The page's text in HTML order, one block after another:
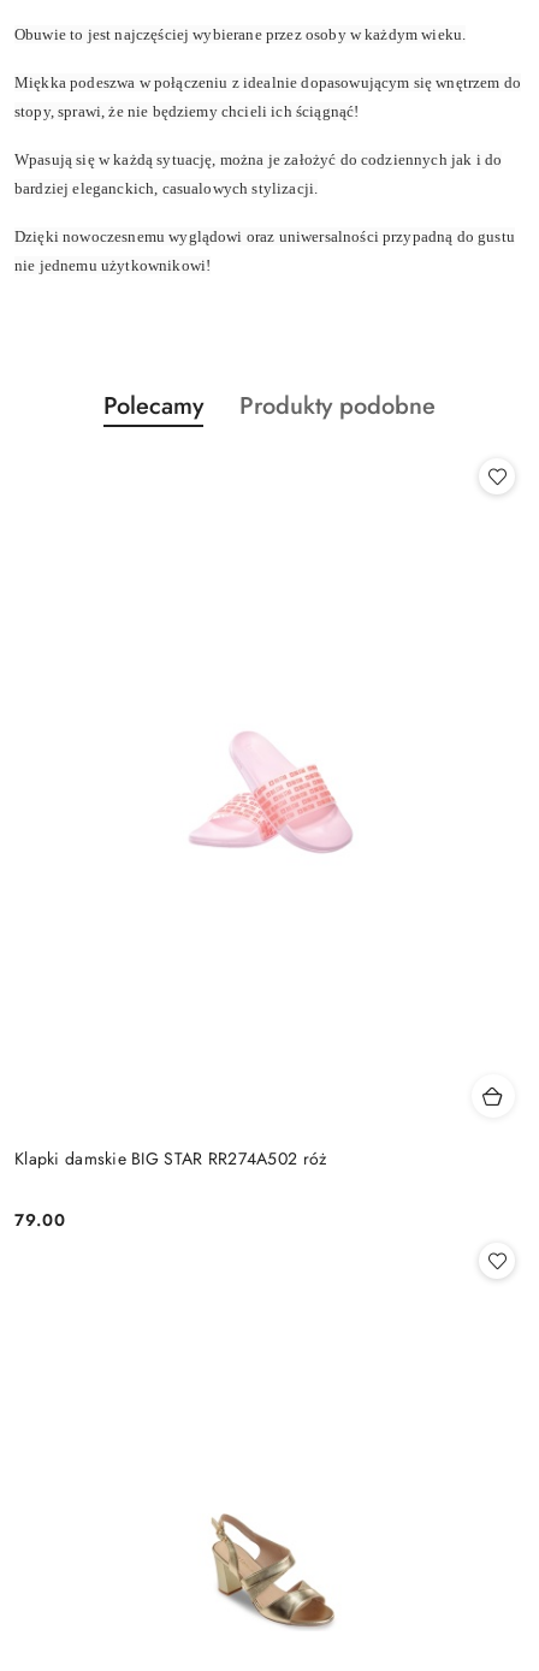
Obuwie to jest najczęściej wybierane przez osoby w każdym wieku.
Miękka podeszwa w połączeniu z idealnie dopasowującym się wnętrzem do
stopy, sprawi, że nie będziemy chcieli ich ściągnąć!
Wpasują się w każdą sytuację, można je założyć do codziennych jak i do
bardziej eleganckich, casualowych stylizacji.
Dzięki nowoczesnemu wyglądowi oraz uniwersalności przypadną do gustu
nie jednemu użytkownikowi!
Pomiń karuzelę produktów
Produkty
o
Polecamy
Produkty
Produkty podobne
Klapki damskie BIG STAR RR274A502 róż
Cena:
79.00